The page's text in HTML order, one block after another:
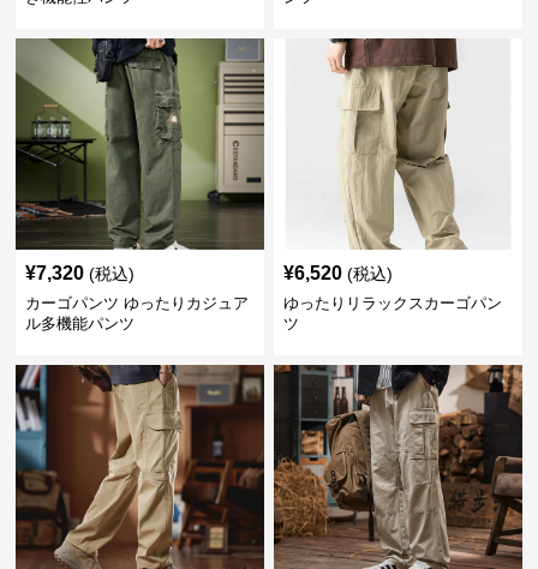
¥7,320 (税込)
カーゴパンツ ゆったりカジュア
ル多機能パンツ
¥6,520 (税込)
ゆったりリラックスカーゴパン
ツ